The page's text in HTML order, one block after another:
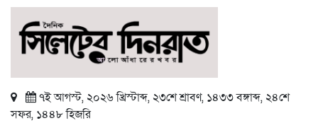
৭ই আগস্ট, ২০২৬ খ্রিস্টাব্দ, ২৩শে শ্রাবণ, ১৪৩৩ বঙ্গাব্দ, ২৪শে
সফর, ১৪৪৮ হিজরি